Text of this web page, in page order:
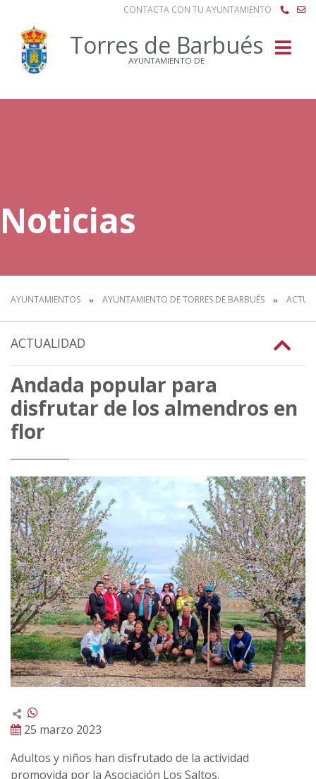
CONTACTA CON TU AYUNTAMIENTO
Torres de Barbués
AYUNTAMIENTO DE
Noticias
AYUNTAMIENTOS AYUNTAMIENTO DE TORRES DE BARBUÉS
ACTUALIDAD
Andada popular para
disfrutar de los almendros en
flor
25 marzo 2023
Adultos y niños han disfrutado de la actividad
promovida por la Asociación Los Saltos.